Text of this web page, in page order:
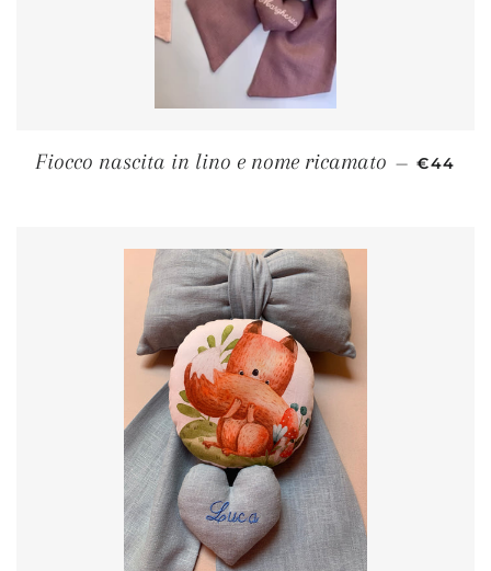
Fiocco nascita in lino e nome ricamato — €44